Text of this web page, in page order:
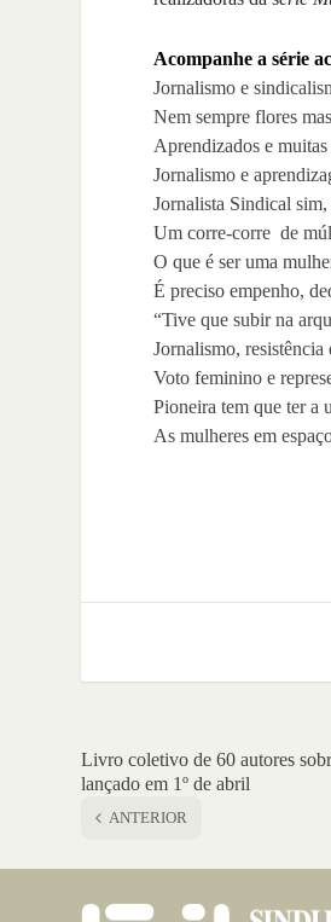
Acompanhe a série
Jornalismo e
Nem sempre flores
Aprendizados e
Jornalismo e
Jornalista Sindical
Um corre-corre de
O que é ser uma
É preciso empenho,
“Tive que subir na
Jornalismo,
Voto feminino e
Pioneira tem que ter a
As mulheres em
Livro coletivo de 60 autores
lançado em 1º de abril
ANTERIOR